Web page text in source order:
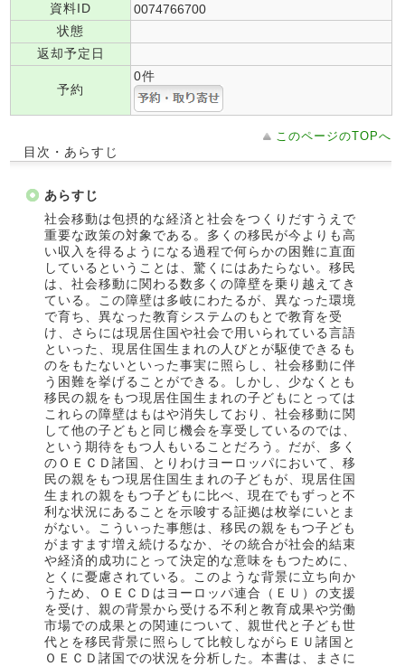
資料ID
0074766700
状態
返却予定日
予約
0件
このページのTOPへ
目次・あらすじ
あらすじ
社会移動は包摂的な経済と社会をつくりだすうえで
重要な政策の対象である。多くの移民が今よりも高
い収入を得るようになる過程で何らかの困難に直面
しているということは、驚くにはあたらない。移民
は、社会移動に関わる数多くの障壁を乗り越えてき
ている。この障壁は多岐にわたるが、異なった環境
で育ち、異なった教育システムのもとで教育を受
け、さらには現居住国や社会で用いられている言語
といった、現居住国生まれの人びとが駆使できるも
のをもたないといった事実に照らし、社会移動に伴
う困難を挙げることができる。しかし、少なくとも
移民の親をもつ現居住国生まれの子どもにとっては
これらの障壁はもはや消失しており、社会移動に関
して他の子どもと同じ機会を享受しているのでは、
という期待をもつ人もいることだろう。だが、多く
のＯＥＣＤ諸国、とりわけヨーロッパにおいて、移
民の親をもつ現居住国生まれの子どもが、現居住国
生まれの親をもつ子どもに比べ、現在でもずっと不
利な状況にあることを示唆する証拠は枚挙にいとま
がない。こういった事態は、移民の親をもつ子ども
がますます増え続けるなか、その統合が社会的結束
や経済的成功にとって決定的な意味をもつために、
とくに憂慮されている。このような背景に立ち向か
うため、ＯＥＣＤはヨーロッパ連合（ＥＵ）の支援
を受け、親の背景から受ける不利と教育成果や労働
市場での成果との関連について、親世代と子ども世
代とを移民背景に照らして比較しながらＥＵ諸国と
ＯＥＣＤ諸国での状況を分析した。本書は、まさに